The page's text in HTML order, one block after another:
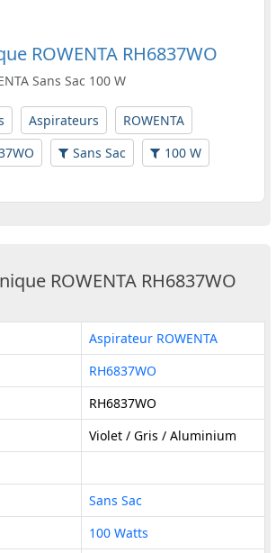
ROWENTA RH6837WO
Sans Sac 100 W
Aspirateurs
ROWENTA
Sans Sac 100 W
ROWENTA RH6837WO
Aspirateur ROWENTA
RH6837WO
RH6837WO
Violet / Gris / Aluminium
Sans Sac
100 Watts